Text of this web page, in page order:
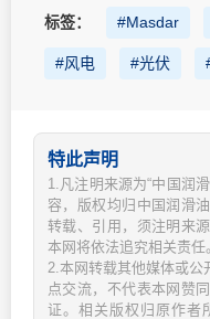
标签： #Masdar
#风电 #光伏
特此声明
1.凡注明来源为“中国润
容，版权均归中国润滑
转载、引用，须注明来
本网将依法追究相关责任
2.本网转载其他媒体或公
点交流，不代表本网赞
证。相关版权归原作者